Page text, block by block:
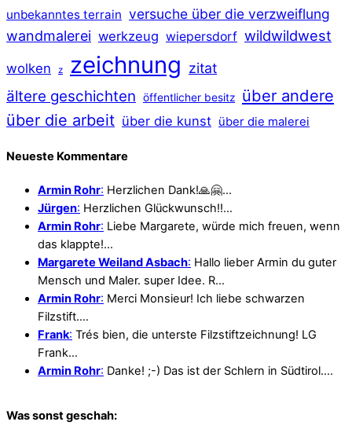
unbekanntes terrain versuche über die verzweiflung
wandmalerei werkzeug wiepersdorf wildwildwest
wolken z zeichnung zitat
ältere geschichten öffentlicher besitz über andere
über die arbeit über die kunst über die malerei
Neueste Kommentare
Armin Rohr: Herzlichen Dank!🙏🤗…
Jürgen: Herzlichen Glückwunsch!!…
Armin Rohr: Liebe Margarete, würde mich freuen, wenn
das klappte!…
Margarete Weiland Asbach: Hallo lieber Armin du guter
Mensch und Maler. super Idee. R…
Armin Rohr: Merci Monsieur! Ich liebe schwarzen
Filzstift.…
Frank: Trés bien, die unterste Filzstiftzeichnung! LG
Frank…
Armin Rohr: Danke! ;-) Das ist der Schlern in Südtirol.…
Was sonst geschah: